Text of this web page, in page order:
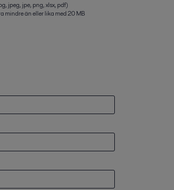
jpeg, jpe, png, xlsx, pdf)
mindre än eller lika med 20 MB